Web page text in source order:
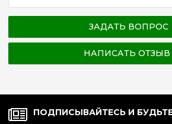
ЗАДАТЬ ВОПРОС
НАПИСАТЬ ОТЗЫВ
ПОДПИСЫВАЙТЕСЬ И